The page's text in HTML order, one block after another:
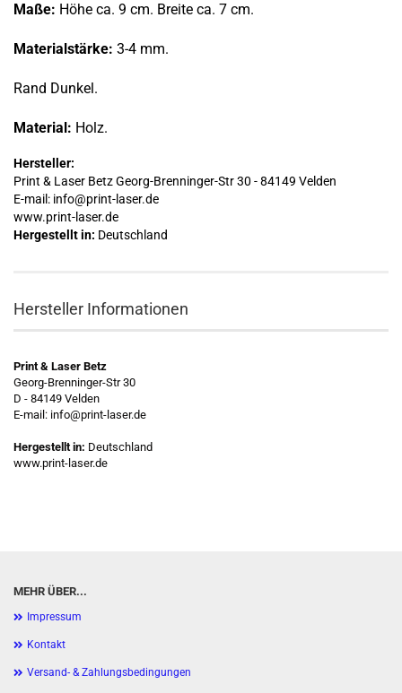
Maße: Höhe ca. 9 cm. Breite ca. 7 cm.
Materialstärke: 3-4 mm.
Rand Dunkel.
Material: Holz.
Hersteller:
Print & Laser Betz Georg-Brenninger-Str 30 - 84149 Velden
E-mail: info@print-laser.de
www.print-laser.de
Hergestellt in: Deutschland
Hersteller Informationen
Print & Laser Betz
Georg-Brenninger-Str 30
D - 84149 Velden
E-mail: info@print-laser.de
Hergestellt in: Deutschland
www.print-laser.de
MEHR ÜBER...
Impressum
Kontakt
Versand- & Zahlungsbedingungen